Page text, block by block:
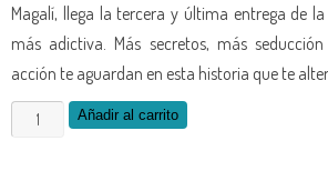
Magalí, llega la tercera y última entrega de
más adictiva. Más secretos, más
acción te aguardan en esta historia que te
Añadir al carrito